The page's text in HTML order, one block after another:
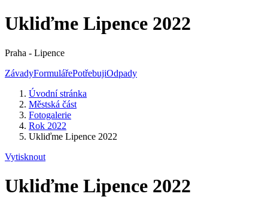
Ukliďme Lipence 2022
Praha - Lipence
ZávadyFormulářePotřebujiOdpady
Úvodní stránka
Městská část
Fotogalerie
Rok 2022
Ukliďme Lipence 2022
Vytisknout
Ukliďme Lipence 2022